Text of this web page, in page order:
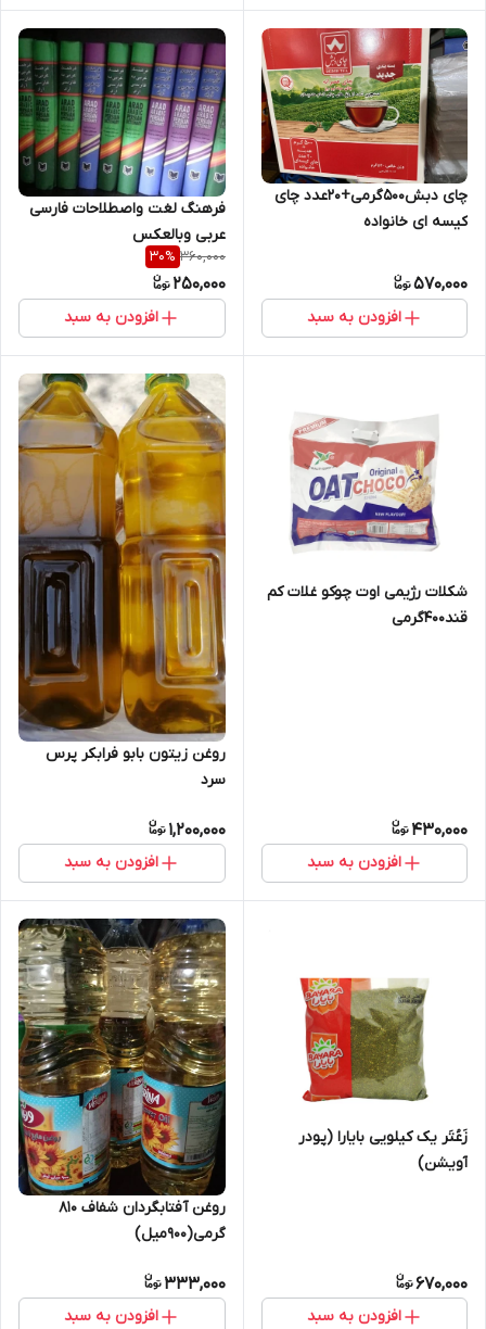
چای دبش۵۰۰گرمی+۲۰عدد چای
کیسه ای خانواده
570,000
افزودن به سبد
فرهنگ لغت واصطلاحات فارسی
عربی وبالعکس
360,000
30%
250,000
افزودن به سبد
شکلات رژیمی اوت چوکو غلات کم
قند۴۰۰گرمی
430,000
افزودن به سبد
روغن زیتون بابو فرابکر پرس
سرد
1,200,000
افزودن به سبد
زَعُتَر یک کیلویی بایارا (پودر
آویشن)
670,000
افزودن به سبد
روغن آفتابگردان شفاف ۸۱۰
گرمی(۹۰۰میل)
333,000
افزودن به سبد